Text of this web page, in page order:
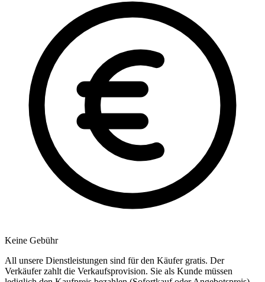
Keine Gebühr
All unsere Dienstleistungen sind für den Käufer gratis. Der
Verkäufer zahlt die Verkaufsprovision. Sie als Kunde müssen